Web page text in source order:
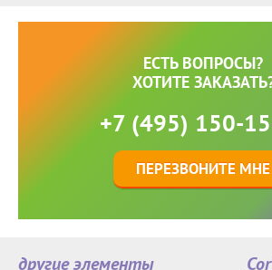
ЕСТЬ ВОПРОСЫ?
ХОТИТЕ
+7 (495) 150-
ПЕРЕЗВОНИТЕ МНЕ
другие элементы